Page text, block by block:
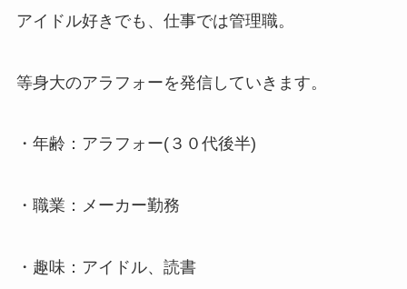
アイドル好きでも、仕事では管理職。
等身大のアラフォーを発信していきます。
・年齢：アラフォー(３０代後半)
・職業：メーカー勤務
・趣味：アイドル、読書